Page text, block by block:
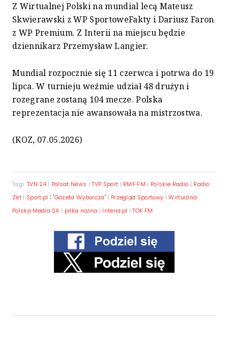
Z Wirtualnej Polski na mundial lecą Mateusz
Skwierawski z WP SportoweFakty i Dariusz Faron
z WP Premium. Z Interii na miejscu będzie
dziennikarz Przemysław Langier.
Mundial rozpocznie się 11 czerwca i potrwa do 19
lipca. W turnieju weźmie udział 48 drużyn i
rozegrane zostaną 104 mecze. Polska
reprezentacja nie awansowała na mistrzostwa.
(KOZ, 07.05.2026)
Tagi: TVN 24| Polsat News |TVP Sport | RMF FM | Polskie Radio | Radio
Zet| Sport.pl |"Gazeta Wyborcza"| Przegląd Sportowy |Wirtualna
Polska Media SA | piłka nożna | Interia.pl |TOK FM